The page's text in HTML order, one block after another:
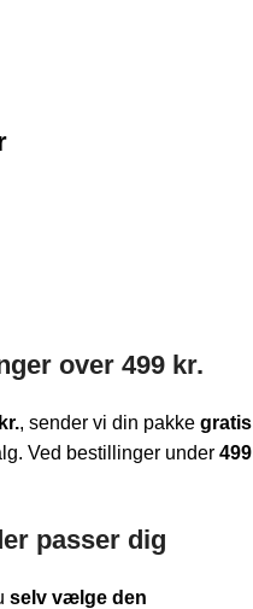
over 499 kr.
, sender vi din pakke gratis
Ved bestillinger under 499
passer dig
selv vælge den